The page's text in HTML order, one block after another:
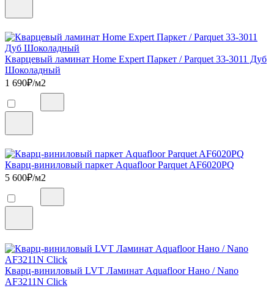
Кварцевый ламинат Home Expert Паркет / Parquet 33-3011 Дуб
Шоколадный
1 690₽/м2
Кварц-виниловый паркет Aquafloor Parquet AF6020PQ
5 600₽/м2
Кварц-виниловый LVT Ламинат Aquafloor Нано / Nano
AF3211N Click